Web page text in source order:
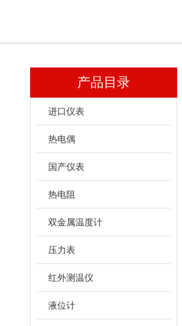
产品目录
进口仪表
热电偶
国产仪表
热电阻
双金属温度计
压力表
红外测温仪
液位计